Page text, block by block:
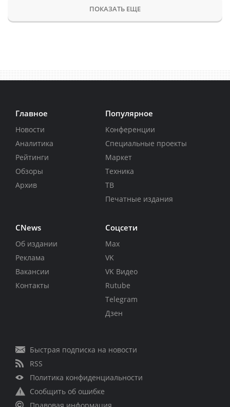
ПОКАЗАТЬ ЕЩЕ
Главное
Новости
Аналитика
Рейтинги
Обзоры
Архив
Популярное
Конференции
Специальные проекты
Маркет
Техника
ТВ
Печатные издания
CNews
Об издании
Реклама
Вакансии
Контакты
Соцсети
Max
VK
VK Видео
Rutube
Telegram
Дзен
Быстрая подписка на новости
RSS
Политика конфиденциальности
Сообщить об ошибке